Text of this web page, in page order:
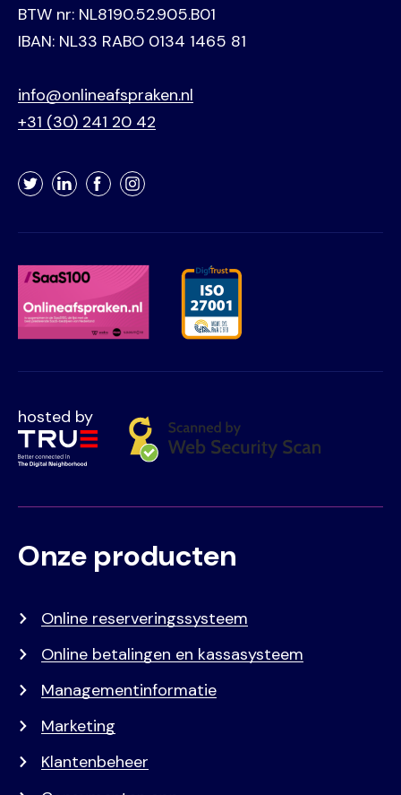
BTW nr: NL8190.52.905.B01
IBAN: NL33 RABO 0134 1465 81
info@onlineafspraken.nl
+31 (30) 241 20 42
TwitterLinkedInFacebookInstagram
hosted by
Voet
Primair
Onze producten
Online reserveringssysteem
Online betalingen en kassasysteem
Managementinformatie
Marketing
Klantenbeheer